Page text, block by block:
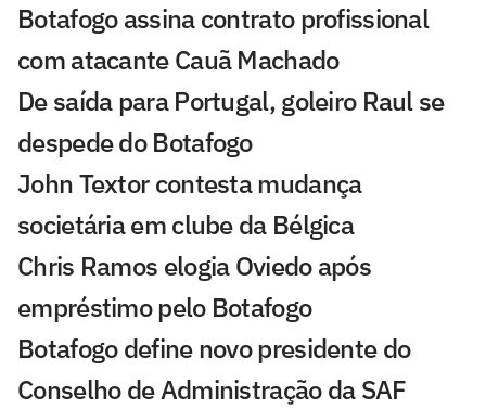
Botafogo assina contrato profissional
com atacante Cauã Machado
De saída para Portugal, goleiro Raul se
despede do Botafogo
John Textor contesta mudança
societária em clube da Bélgica
Chris Ramos elogia Oviedo após
empréstimo pelo Botafogo
Botafogo define novo presidente do
Conselho de Administração da SAF